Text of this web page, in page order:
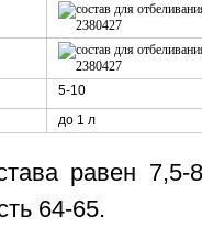
5-10
до 1 л
равен 7,5-
64-65.